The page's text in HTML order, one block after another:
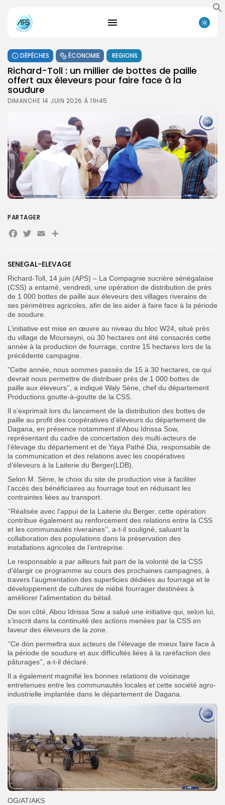
Search
for:
FR
DÉPÊCHES ÉCONOMIE REGIONS
Richard-Toll : un millier de bottes de paille
offert aux éleveurs pour faire face à la
soudure
DIMANCHE 14 JUIN 2026 À 11H45
SENEGAL-ELEVAGE
Richard-Toll, 14 juin (APS) – La Compagnie sucrière sénégalaise
(CSS) a entamé, vendredi, une opération de distribution de près
de 1 000 bottes de paille aux éleveurs des villages riverains de
ses périmètres agricoles, afin de les aider à faire face à la période
de soudure.
L’initiative est mise en œuvre au niveau du bloc W24, situé près
du village de Mourseyni, où 30 hectares ont été consacrés cette
année à la production de fourrage, contre 15 hectares lors de la
précédente campagne.
”Cette année, nous sommes passés de 15 à 30 hectares, ce qui
devrait nous permettre de distribuer près de 1 000 bottes de
paille aux éleveurs’’, a indiqué Waly Sène, chef du département
Productions goutte-à-goutte de la CSS.
Il s’exprimait lors du lancement de la distribution des bottes de
paille au profit des coopératives d’éleveurs du département de
Dagana, en présence notamment d’Abou Idrissa Sow,
représentant du cadre de concertation des multi-acteurs de
l’élevage du département et de Yaya Pathé Dia, responsable de
la communication et des relations avec les coopératives
d’éleveurs à la Laiterie du Berger(LDB).
Selon M. Sène, le choix du site de production vise à faciliter
l’accès des bénéficiaires au fourrage tout en réduisant les
contraintes liées au transport.
‘’Réalisée avec l’appui de la Laiterie du Berger, cette opération
contribue également au renforcement des relations entre la CSS
et les communautés riveraines’’, a-t-il souligné, saluant la
collaboration des populations dans la préservation des
installations agricoles de l’entreprise.
Le responsable a par ailleurs fait part de la volonté de la CSS
d’élargir ce programme au cours des prochaines campagnes, à
travers l’augmentation des superficies dédiées au fourrage et le
développement de cultures de niébé fourrager destinées à
améliorer l’alimentation du bétail.
De son côté, Abou Idrissa Sow a salué une initiative qui, selon lui,
s’inscrit dans la continuité des actions menées par la CSS en
faveur des éleveurs de la zone.
‘’Ce don permettra aux acteurs de l’élevage de mieux faire face à
la période de soudure et aux difficultés liées à la raréfaction des
pâturages’’, a-t-il déclaré.
Il a également magnifié les bonnes relations de voisinage
entretenues entre les communautés locales et cette société agro-
industrielle implantée dans le département de Dagana.
OG/AT/AKS
PARTAGER
Facebook
Twitter
EmailPartager